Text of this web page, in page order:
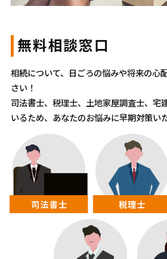
無料相談窓口
相続について、日ごろの悩みや将来の心
さい！
司法書士、税理士、土地家屋調査士、宅
いるため、あなたのお悩みに早期対策い